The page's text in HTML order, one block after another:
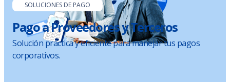
SOLUCIONES DE PAGO
Pago a Proveedores y Terceros
Solución práctica y eficiente para manejar tus pagos
corporativos.